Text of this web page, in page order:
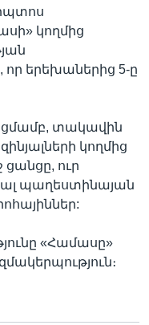
կողմից
որ երեխաներից 5-ը
տակավին
կողմից
ցանցը, ուր
պաղեստինայան
«Համասը»